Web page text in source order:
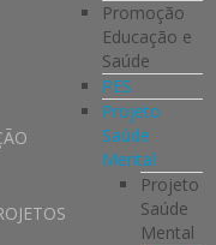
Promoção
Educação e
Saúde
PES
Projeto
Saúde
Mental
Projeto
Saúde
Mental